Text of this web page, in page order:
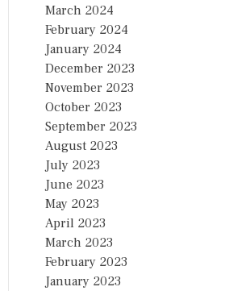
March 2024
February 2024
January 2024
December 2023
November 2023
October 2023
September 2023
August 2023
July 2023
June 2023
May 2023
April 2023
March 2023
February 2023
January 2023